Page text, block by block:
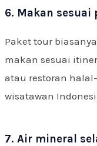
6. Makan
Paket tour
makan sesuai
atau restoran
wisatawan
7. Air mineral